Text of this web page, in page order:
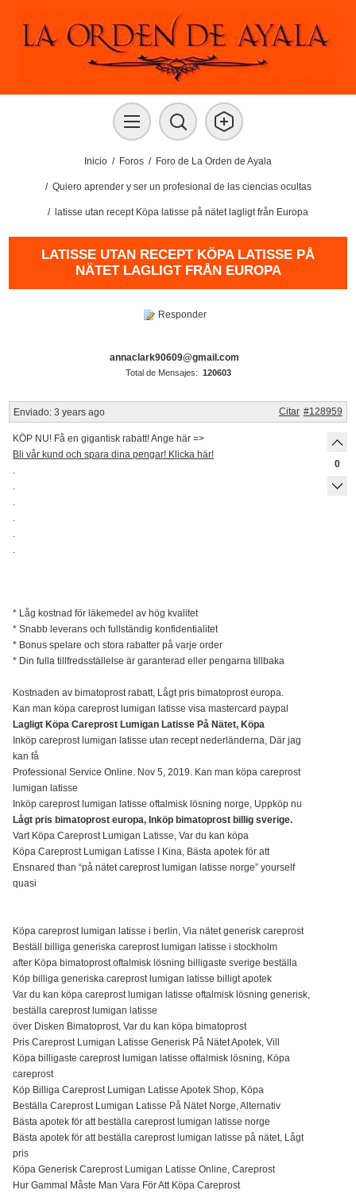
Inicio / Foros / Foro de La Orden de Ayala
/ Quiero aprender y ser un profesional de las ciencias ocultas
/ latisse utan recept Köpa latisse på nätet lagligt från Europa
LATISSE UTAN RECEPT KÖPA LATISSE PÅ
NÄTET LAGLIGT FRÅN EUROPA
Responder
annaclark90609@gmail.com
Total de Mensajes: 120603
Enviado: 3 years ago #128959
Citar
KÖP NU! Få en gigantisk rabatt! Ange här =>
Bli vår kund och spara dina pengar! Klicka här!
.
.
.
.
.
.
* Låg kostnad för läkemedel av hög kvalitet
* Snabb leverans och fullständig konfidentialitet
* Bonus spelare och stora rabatter på varje order
* Din fulla tillfredsställelse är garanterad eller pengarna tillbaka
Kostnaden av bimatoprost rabatt, Lågt pris bimatoprost europa.
Kan man köpa careprost lumigan latisse visa mastercard paypal
Lagligt Köpa Careprost Lumigan Latisse På Nätet, Köpa
Inköp careprost lumigan latisse utan recept nederländerna, Där jag
kan få
Professional Service Online. Nov 5, 2019. Kan man köpa careprost
lumigan latisse
Inköp careprost lumigan latisse oftalmisk lösning norge, Uppköp nu
Lågt pris bimatoprost europa, Inköp bimatoprost billig sverige.
Vart Köpa Careprost Lumigan Latisse, Var du kan köpa
Köpa Careprost Lumigan Latisse I Kina, Bästa apotek för att
Ensnared than “på nätet careprost lumigan latisse norge” yourself
quasi
Köpa careprost lumigan latisse i berlin, Via nätet generisk careprost
Beställ billiga generiska careprost lumigan latisse i stockholm
after Köpa bimatoprost oftalmisk lösning billigaste sverige beställa
Köp billiga generiska careprost lumigan latisse billigt apotek
Var du kan köpa careprost lumigan latisse oftalmisk lösning generisk,
beställa careprost lumigan latisse
över Disken Bimatoprost, Var du kan köpa bimatoprost
Pris Careprost Lumigan Latisse Generisk På Nätet Apotek, Vill
Köpa billigaste careprost lumigan latisse oftalmisk lösning, Köpa
careprost
Köp Billiga Careprost Lumigan Latisse Apotek Shop, Köpa
Beställa Careprost Lumigan Latisse På Nätet Norge, Alternativ
Bästa apotek för att beställa careprost lumigan latisse norge
Bästa apotek för att beställa careprost lumigan latisse på nätet, Lågt
pris
Köpa Generisk Careprost Lumigan Latisse Online, Careprost
Hur Gammal Måste Man Vara För Att Köpa Careprost
0